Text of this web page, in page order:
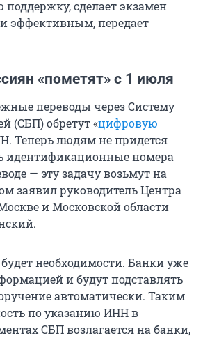
поддержку, сделает экзамен
эффективным, передает
«пометят» с 1 июля
переводы через Систему
(СБП) обретут «цифровую
Теперь людям не придется
идентификационные номера
— эту задачу возьмут на
заявил руководитель Центра
и Московской области
необходимости. Банки уже
и будут подставлять
автоматически. Таким
по указанию ИНН в
СБП возлагается на банки,